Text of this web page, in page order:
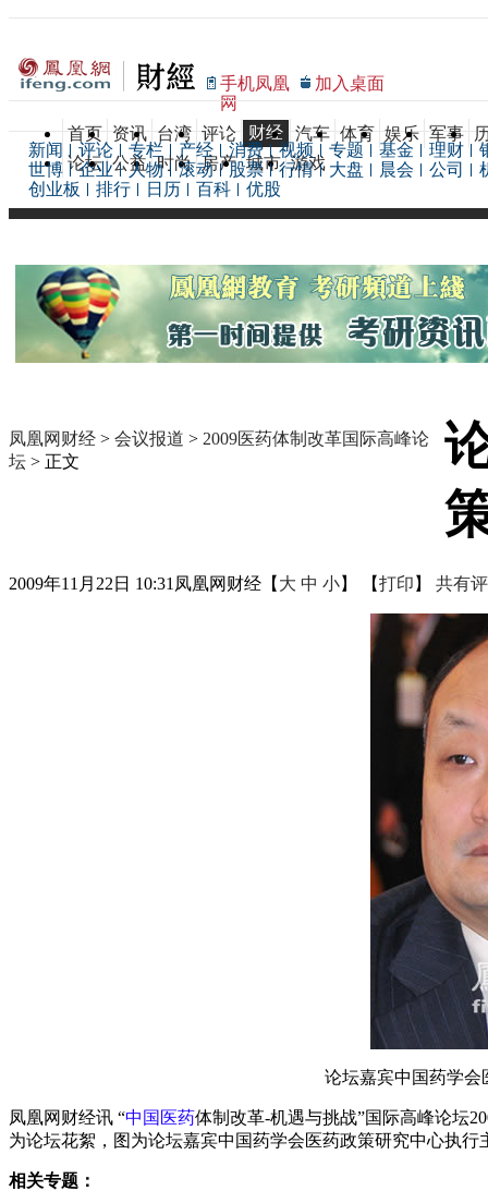
手机凤凰
网
加入桌面
首页 资讯 台湾 评论 财经 汽车 体育 娱乐 军事
论坛 公益 时尚 房产 城市 游戏
新闻 评论 专栏 产经 消费 视频 专题 基金 理财
世博
企业 人物 滚动 股票 行情 大盘 晨会 公司
创业板
排行 日历 百科 优股
凤凰网财经 > 会议报道 > 2009医药体制改革国际高峰论
坛 > 正文
2009年11月22日 10:31 凤凰网财经 【 大 中 小】 【打印 】 共有
论坛嘉宾中国药学会
凤凰网财经讯 “中国医药体制改革-机遇与挑战”国际高峰论坛
为论坛花絮，图为论坛嘉宾中国药学会医药政策研究中心执行
相关专题：